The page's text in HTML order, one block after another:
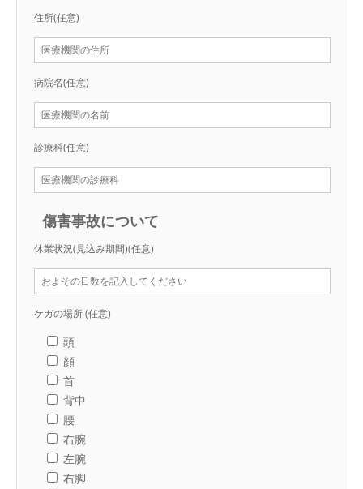
住所(任意)
病院名(任意)
診療科(任意)
傷害事故について
休業状況(見込み期間)(任意)
ケガの場所(任意)
頭
顔
首
背中
腰
右腕
左腕
右脚